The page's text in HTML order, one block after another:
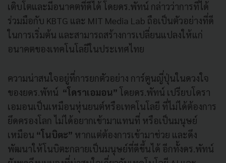
เติบโตและมีอนาคตที่ดีได้ โดยดร.พัทน์ กล่าวว่าการที่ได้
ร่วมมือกับ KBTG และ MIT Media Lab ถือเป็นตัวอย่างที่ดี
ในการเริ่มต้น และสามารถสร้างการเปลี่ยนแปลงให้แก่
อนาคตของเทคโนโลยีในประเทศไทย
ความน่าสนใจอยู่ที่การยกตัวอย่าง การ์ตูนญี่ปุ่นในดวงใจ
ของยดร.พัทน์ “โดราเอมอน” โดยดร.พัทน์ เปรียบโดรา
เอมอนเป็นเหมือนหุ่นยนต์หรือเทคโนโลยี ที่ไม่ได้ต้องการ
ยึดครองโลก ไม่ได้อยากเข้ามาแทนที่ หรือเป็นมนุษย์
เหมือน “โนบิตะ” หากแต่ต้องการเข้ามาช่วย และดึง
พัฒนาให้โนบิตะกลายเป็นมนุษย์ที่ดีขึ้นได้ อีกทั้งดร.พัทน์